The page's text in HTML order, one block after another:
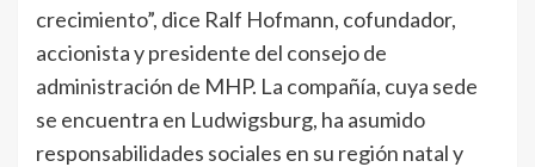
crecimiento”, dice Ralf Hofmann, cofundador,
accionista y presidente del consejo de
administración de MHP. La compañía, cuya sede
se encuentra en Ludwigsburg, ha asumido
responsabilidades sociales en su región natal y